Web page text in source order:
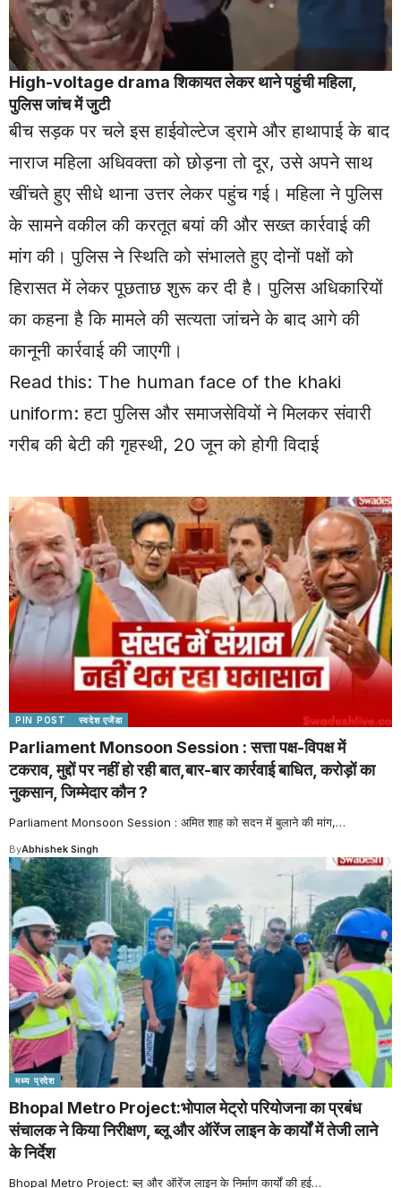
High-voltage drama शिकायत लेकर थाने पहुंची महिला,
पुलिस जांच में जुटी
बीच सड़क पर चले इस हाईवोल्टेज ड्रामे और हाथापाई के बाद
नाराज महिला अधिवक्ता को छोड़ना तो दूर, उसे अपने साथ
खींचते हुए सीधे थाना उत्तर लेकर पहुंच गई। महिला ने पुलिस
के सामने वकील की करतूत बयां की और सख्त कार्रवाई की
मांग की। पुलिस ने स्थिति को संभालते हुए दोनों पक्षों को
हिरासत में लेकर पूछताछ शुरू कर दी है। पुलिस अधिकारियों
का कहना है कि मामले की सत्यता जांचने के बाद आगे की
कानूनी कार्रवाई की जाएगी।
Read this: The human face of the khaki
uniform: हटा पुलिस और समाजसेवियों ने मिलकर संवारी
गरीब की बेटी की गृहस्थी, 20 जून को होगी विदाई
PIN POST स्वदेश एजेंडा
Parliament Monsoon Session : सत्ता पक्ष-विपक्ष में
टकराव, मुद्दों पर नहीं हो रही बात,बार-बार कार्रवाई बाधित, करोड़ों का
नुकसान, जिम्मेदार कौन ?
Parliament Monsoon Session : अमित शाह को सदन में बुलाने की मांग,…
ByAbhishek Singh
मध्य प्रदेश
Bhopal Metro Project:भोपाल मेट्रो परियोजना का प्रबंध
संचालक ने किया निरीक्षण, ब्लू और ऑरेंज लाइन के कार्यों में तेजी लाने
के निर्देश
Bhopal Metro Project: ब्लू और ऑरेंज लाइन के निर्माण कार्यों की हुई…